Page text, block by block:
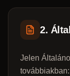
2.
Jelen